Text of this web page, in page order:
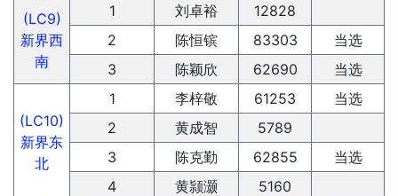
(LC9)
新界西
南
1 刘卓裕
12828
2
陈恒镔 83303
当选
3
陈颖欣 62690 当选
(LC10)
新界东
北
1 李梓敬 61253
当选
2
黄成智
5789
3
陈克勤 62855
当选
4
黄颕灏 5160